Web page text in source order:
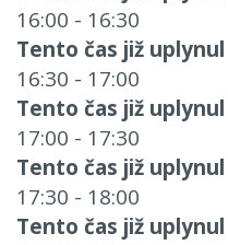
16:00 - 16:30
Tento čas již uplynul
16:30 - 17:00
Tento čas již uplynul
17:00 - 17:30
Tento čas již uplynul
17:30 - 18:00
Tento čas již uplynul